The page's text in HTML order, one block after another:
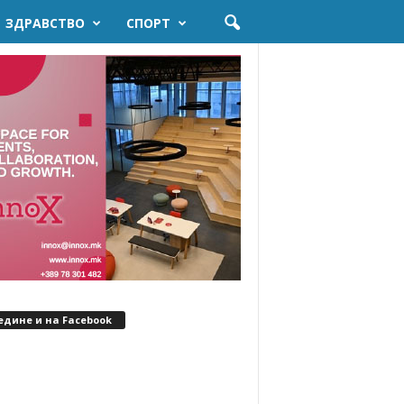
ЗДРАВСТВО СПОРТ
и на Facebook